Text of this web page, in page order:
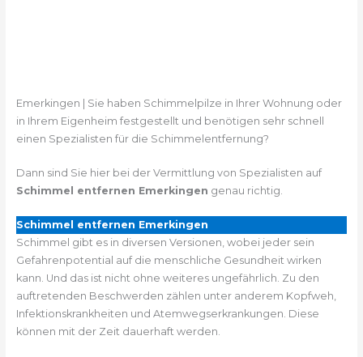
Emerkingen | Sie haben Schimmelpilze in Ihrer Wohnung oder
in Ihrem Eigenheim festgestellt und benötigen sehr schnell
einen Spezialisten für die Schimmelentfernung?
Dann sind Sie hier bei der Vermittlung von Spezialisten auf
Schimmel entfernen Emerkingen genau richtig.
Schimmel entfernen Emerkingen
Schimmel gibt es in diversen Versionen, wobei jeder sein
Gefahrenpotential auf die menschliche Gesundheit wirken
kann. Und das ist nicht ohne weiteres ungefährlich. Zu den
auftretenden Beschwerden zählen unter anderem Kopfweh,
Infektionskrankheiten und Atemwegserkrankungen. Diese
können mit der Zeit dauerhaft werden.